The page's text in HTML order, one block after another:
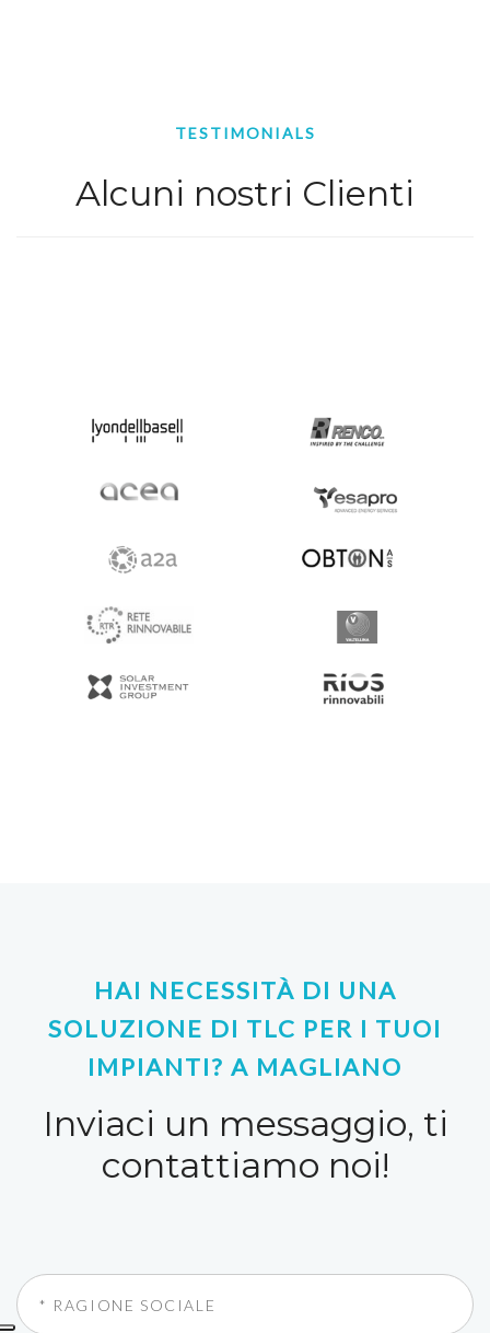
TESTIMONIALS
Alcuni nostri Clienti
HAI NECESSITÀ DI UNA
SOLUZIONE DI TLC PER I TUOI
IMPIANTI? A MAGLIANO
Inviaci un messaggio, ti
contattiamo noi!